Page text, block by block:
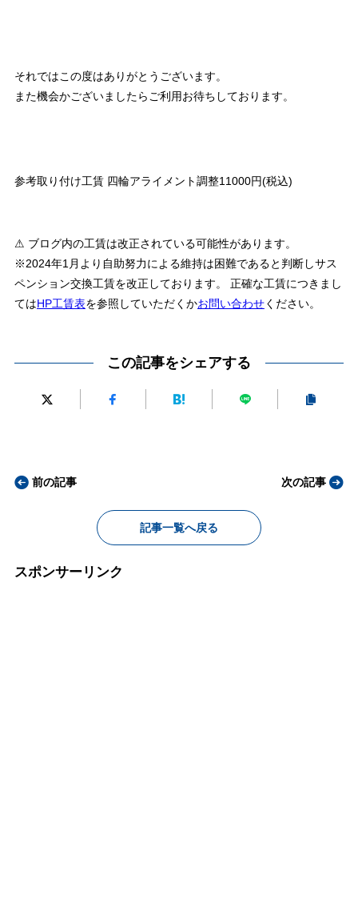
それではこの度はありがとうございます。
また機会かございましたらご利用お待ちしております。
参考取り付け工賃 四輪アライメント調整11000円(税込)
⚠ ブログ内の工賃は改正されている可能性があります。
※2024年1月より自助努力による維持は困難であると判断しサス
ペンション交換工賃を改正しております。 正確な工賃につきまし
てはHP工賃表を参照していただくかお問い合わせください。
この記事をシェアする
前の記事
記事一覧へ戻る
次の記事
スポンサーリンク